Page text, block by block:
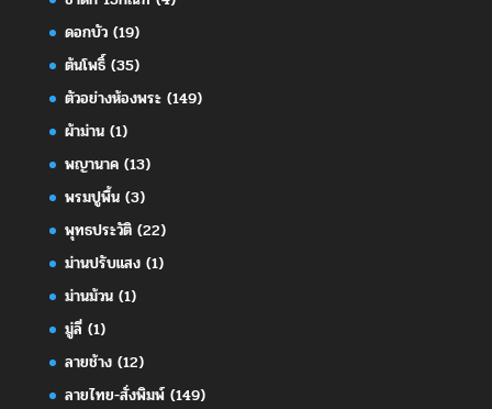
ดอกบัว(19)
ต้นโพธิ์(35)
ตัวอย่างห้องพระ(149)
ผ้าม่าน(1)
พญานาค(13)
พรมปูพื้น(3)
พุทธประวัติ(22)
ม่านปรับแสง(1)
ม่านม้วน(1)
มู่ลี่(1)
ลายช้าง(12)
ลายไทย-สั่งพิมพ์(149)